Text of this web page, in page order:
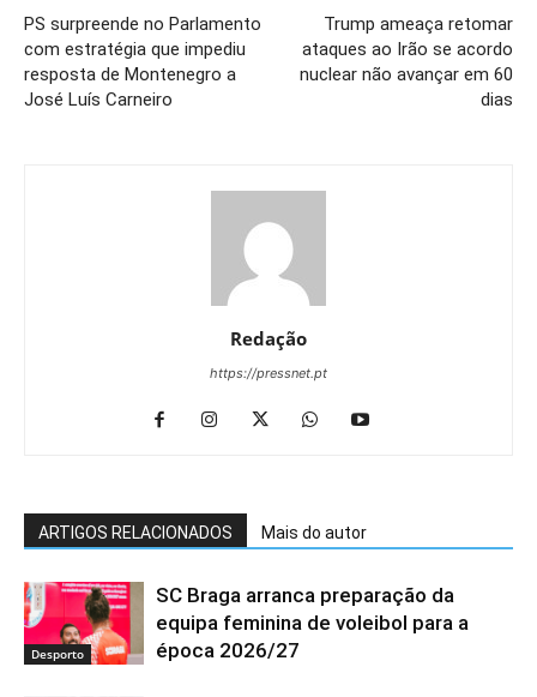
PS surpreende no Parlamento
com estratégia que impediu
resposta de Montenegro a
José Luís Carneiro
Trump ameaça retomar
ataques ao Irão se acordo
nuclear não avançar em 60
dias
Redação
https://pressnet.pt
ARTIGOS RELACIONADOS Mais do autor
Desporto
SC Braga arranca preparação da
equipa feminina de voleibol para a
época 2026/27